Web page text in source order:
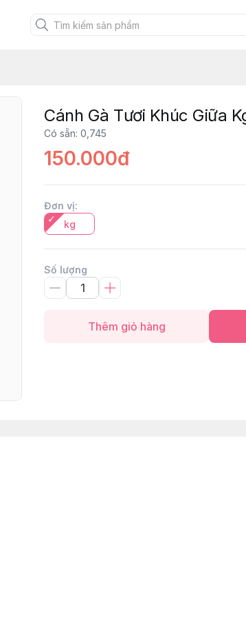
Cánh Gà Tươi Khúc Giữa
Có sẵn: 0,745
150.000đ
Đơn vị:
kg
Số lượng
Thêm giỏ hàng